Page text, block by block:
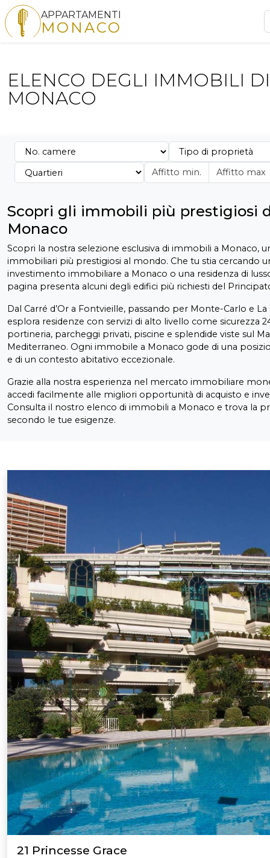
APPARTAMENTI
MONACO
ELENCO DEGLI IMMOBILI DI
MONACO
Scopri gli immobili più prestigiosi
Monaco
Scopri la nostra selezione esclusiva di immobili a Monaco,
immobiliari più prestigiosi al mondo. Che tu stia cercando
investimento immobiliare a Monaco o una residenza di
pagina presenta alcuni degli edifici più richiesti del
Dal Carré d’Or a Fontvieille, passando per Monte-Carlo e
esplora residenze con servizi di alto livello come sicurezza
portineria, parcheggi privati, piscine e splendide viste sul
Mediterraneo. Ogni immobile a Monaco gode di una
e di un contesto abitativo eccezionale.
Grazie alla nostra esperienza nel mercato immobiliare
accedi facilmente alle migliori opportunità di acquisto e
Consulta il nostro elenco di immobili a Monaco e trova la
secondo le tue esigenze.
21 Princesse Grace